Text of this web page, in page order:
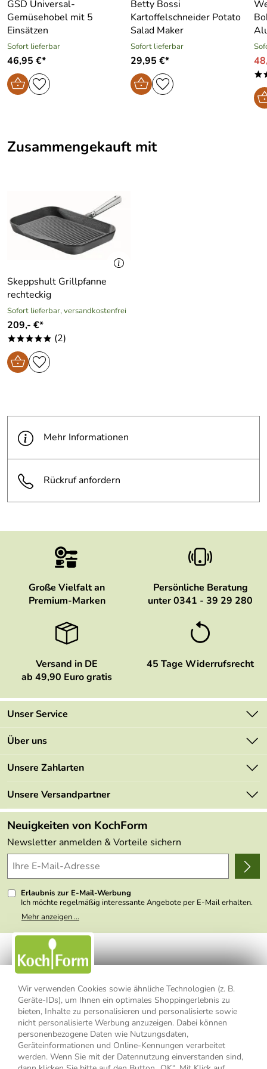
Wir verwenden Cookies sowie ähnliche Technologien (z. B.
Geräte-IDs), um Ihnen ein optimales Shoppingerlebnis zu
bieten, Inhalte zu personalisieren und personalisierte sowie
nicht personalisierte Werbung anzuzeigen. Dabei können
personenbezogene Daten wie Nutzungsdaten,
Geräteinformationen und Online-Kennungen verarbeitet
werden. Wenn Sie mit der Datennutzung einverstanden sind,
GSD Universal-
Gemüsehobel mit 5
Einsätzen
Sofort lieferbar
46,95 €*
Betty Bossi
Kartoffelschneider Potato
Salad Maker
Sofort lieferbar
29,95 €*
Zusammengekauft mit
Skeppshult Grillpfanne
rechteckig
Sofort lieferbar, versandkostenfrei
209,- €*
***** (2)
Mehr Informationen
Rückruf anfordern
Große Vielfalt an
Premium-Marken
Persönliche Beratung
unter 0341 - 39 29 280
Versand in DE
ab 49,90 Euro gratis
45 Tage Widerrufsrecht
Unser Service
Kontakt
Mehrwertsteuerfrei
Retourenportal
FAQs
Lieferbedingungen
Delivery Terms
Kundenlogin
Über uns
Marken
Angebote
Made in Germany
Themen
Wir über uns
Presse
Unsere Zahlarten
Unsere Versandpartner
Neuigkeiten von KochForm
Newsletter anmelden & Vorteile sichern
Erlaubnis zur E-Mail-Werbung
Ich möchte regelmäßig interessante Angebote per E-Mail erhalten.
Meine E-Mail-Adresse wird nicht an andere Unternehmen
weitergegeben. Zu statistischen Zwecken wird in anonymer Form
nicht erkennbar, welche konkrete Person geklickt hat. Diese
Einwilligung zur Nutzung meiner E-Mail- Adresse für Werbezwecke
kann ich jederzeit mit Wirkung für die Zukunft widerrufen, indem ich
den Link "Abmelden" am Ende des Newsletters anklicke oder die
Option Newsletter im Mitgliederbereich deaktiviere. Die
Datenschutzerklärung
habe ich zur Kenntnis genommen.
Mehr anzeigen ...
Impressum Datenschutzerklärung
AGB
Widerrufsbelehrung
Widerrufsformular
Vertrag widerrufen